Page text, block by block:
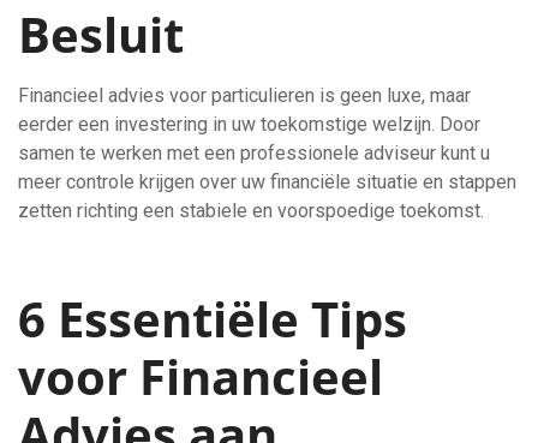
Besluit
Financieel advies voor particulieren is geen luxe, maar
eerder een investering in uw toekomstige welzijn. Door
samen te werken met een professionele adviseur kunt u
meer controle krijgen over uw financiële situatie en stappen
zetten richting een stabiele en voorspoedige toekomst.
6 Essentiële Tips
voor Financieel